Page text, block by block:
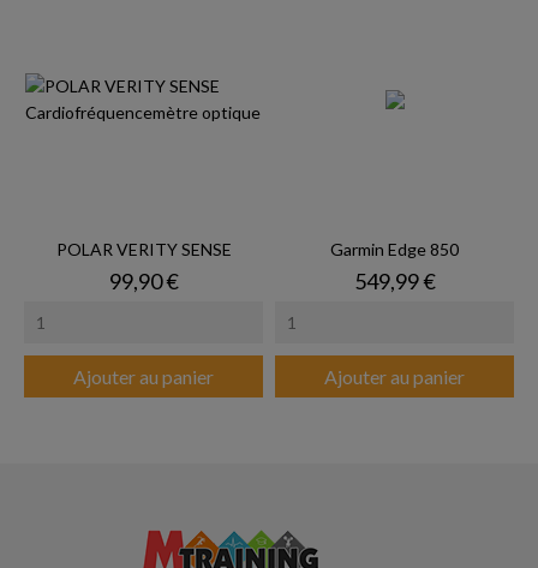
POLAR VERITY SENSE
Prix
99,90 €
Ajouter au panier
Garmin Edge 850
Prix
549,99 €
Ajouter au panier